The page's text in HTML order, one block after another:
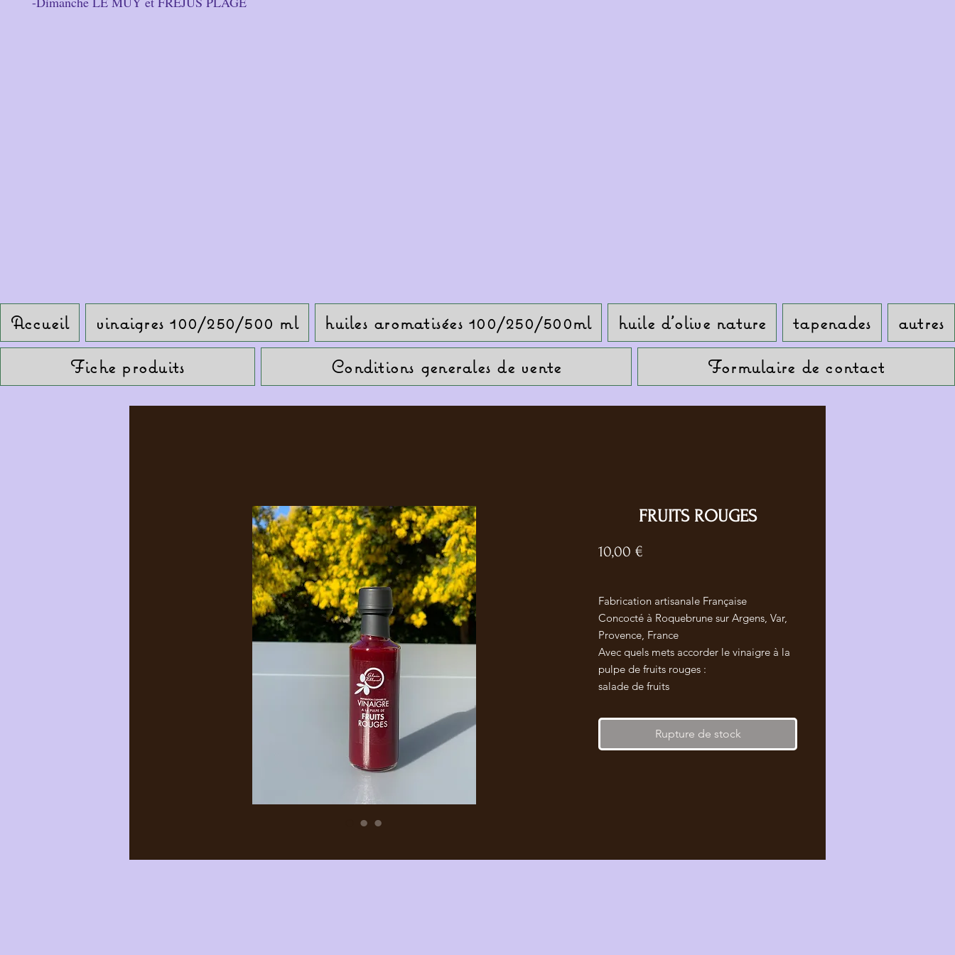
Accueil vinaigres 100/250/500 ml huiles aromatisées 100/250/500ml huile d'olive nature tapenades
autres
Fiche produits
Conditions generales de vente Formulaire de contact
FRUITS ROUGES
10,00 €
Fabrication artisanale Française
Concocté à Roquebrune sur Argens, Var,
Provence, France
Avec quels mets accorder le vinaigre à la
pulpe de fruits rouges :
salade de fruits
magret de canard aux fruits rouges
chèvre frais et fruits rouges
chutney aux fruits rouges
Rupture de stock